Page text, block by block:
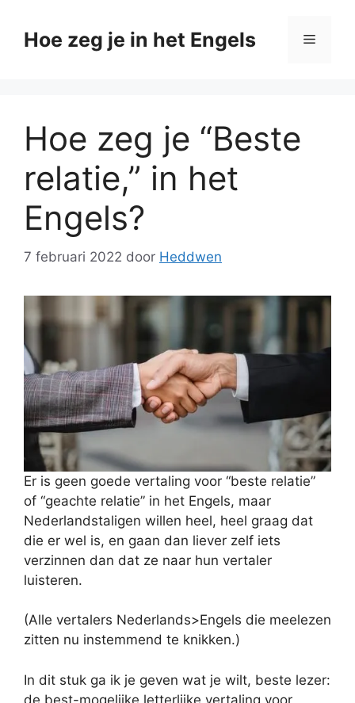
naarHoe zeg je in het Engels Menu
Hoe zeg je “Beste
relatie,” in het
Engels?
7 februari 2022 door Heddwen
Er is geen goede vertaling voor “beste relatie”
of “geachte relatie” in het Engels, maar
Nederlandstaligen willen heel, heel graag dat
die er wel is, en gaan dan liever zelf iets
verzinnen dan dat ze naar hun vertaler
luisteren.
(Alle vertalers Nederlands>Engels die meelezen
zitten nu instemmend te knikken.)
In dit stuk ga ik je geven wat je wilt, beste lezer:
de best-mogelijke letterlijke vertaling voor